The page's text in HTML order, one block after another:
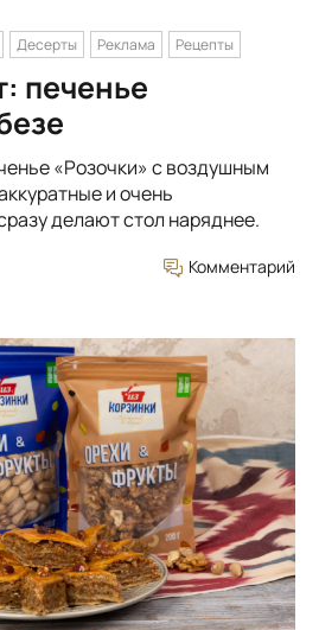
Десерты Реклама Рецепты
печенье
«Розочки» с воздушным
и очень
делают стол наряднее.
Комментарий